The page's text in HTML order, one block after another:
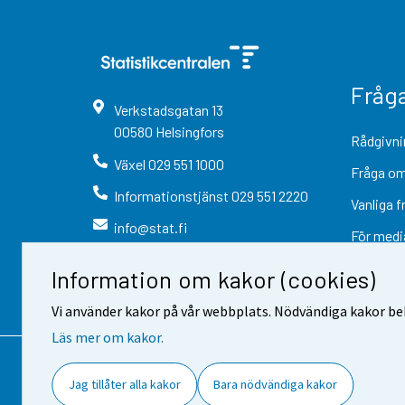
Information om kakor (cookies)
Vi använder kakor på vår webbplats. Nödvändiga kakor
Läs mer om kakor.
Jag tillåter alla kakor Bara nödvändiga kakor
Verkstadsgatan 13
00580 Helsingfors
Växel 029 551 1000
Informationstjänst 029 551 2220
info@stat.fi
Fråga
Vanliga
För
Kontaktinformation Respons